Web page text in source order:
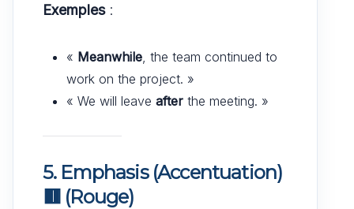
Exemples:
« Meanwhile , the team continued to
work on the project. »
« We will leave after the meeting. »
5. Emphasis (Accentuation)
🟥 (Rouge)